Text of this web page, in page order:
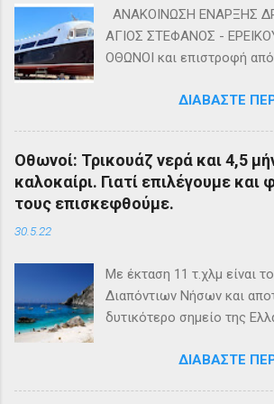
ΑΝΑΚΟΙΝΩΣΗ ΕΝΑΡΞΗΣ
ΑΓΙΟΣ ΣΤΕΦΑΝΟΣ -
ΟΘΩΝΟΙ και επιστροφή
της εταιρίας μας, ΕΓ-ΔΡ
και επιστροφή με 3
από 01/03/2023 Πηγή:
ΔΙΑΒΆΣΤΕ
Οθωνοί: Τρικουάζ νερά και 4,5
καλοκαίρι. Γιατί επιλέγουμε και
τους επισκεφθούμε.
30.5.22
Με έκταση 11 τ.χλμ είναι
Διαπόντιων Νήσων και
δυτικότερο σημείο της
καλοκαιρινούς μήνες
ΔΙΑΒΆΣΤΕ